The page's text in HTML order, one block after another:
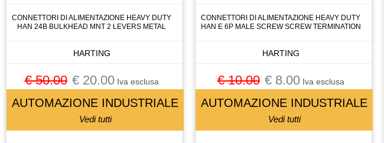
INGRANAGGIO
INTERRUTTORE
LENTE
LETTORE BARCODE
LETTORE FLOPPY
LUBRIFICATORE
CONNETTORI DI ALIMENTAZIONE HEAVY DUTY
HAN 24B BULKHEAD MNT 2 LEVERS METAL
HARTING
€ 50.00 € 20.00Iva esclusa
AUTOMAZIONE INDUSTRIALE
Vedi tutti
CONNETTORI DI ALIMENTAZIONE HEAVY DUTY
HAN E 6P MALE SCREW SCREW TERMINATION
HARTING
€ 10.00 € 8.00Iva esclusa
AUTOMAZIONE INDUSTRIALE
Vedi tutti